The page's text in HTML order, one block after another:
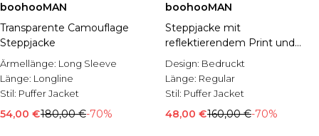
boohooMAN
Transparente Camouflage
Steppjacke
Ärmellänge: Long Sleeve
Länge: Longline
Stil: Puffer Jacket
54,00 €180,00 €-70%
boohooMAN
Steppjacke mit
reflektierendem Print und
Trichterkragen
Design: Bedruckt
Länge: Regular
Stil: Puffer Jacket
48,00 €160,00 €-70%